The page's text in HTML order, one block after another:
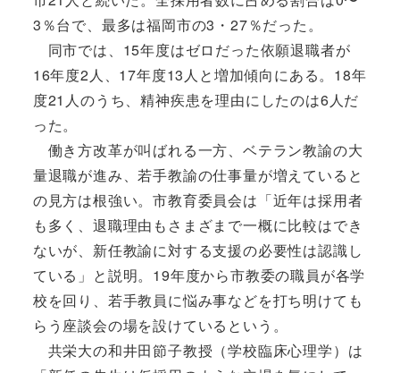
3％台で、最多は福岡市の3・27％だった。
同市では、15年度はゼロだった依願退職者が
16年度2人、17年度13人と増加傾向にある。18年
度21人のうち、精神疾患を理由にしたのは6人だ
った。
働き方改革が叫ばれる一方、ベテラン教諭の大
量退職が進み、若手教諭の仕事量が増えていると
の見方は根強い。市教育委員会は「近年は採用者
も多く、退職理由もさまざまで一概に比較はでき
ないが、新任教諭に対する支援の必要性は認識し
ている」と説明。19年度から市教委の職員が各学
校を回り、若手教員に悩み事などを打ち明けても
らう座談会の場を設けているという。
共栄大の和井田節子教授（学校臨床心理学）は